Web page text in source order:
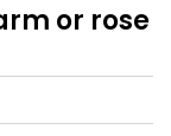
or rose